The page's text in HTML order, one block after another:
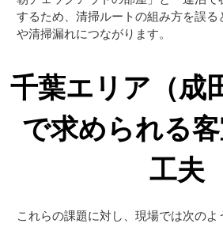
するため、清掃ルートの組み方を誤
や清掃漏れにつながります。
千葉エリア（成
で求められる
工夫
これらの課題に対し、現場では次のよ